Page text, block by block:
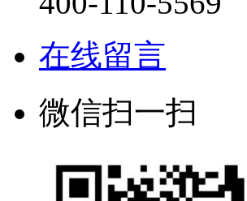
在线留言
微信扫一扫